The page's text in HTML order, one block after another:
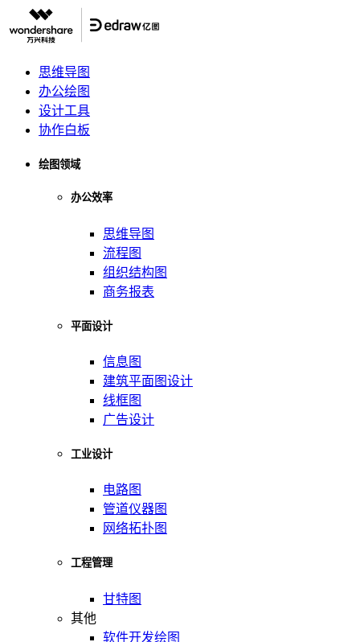
思维导图
办公绘图
设计工具
协作白板
绘图领域
办公效率
思维导图
流程图
组织结构图
商务报表
平面设计
信息图
建筑平面图设计
线框图
广告设计
工业设计
电路图
管道仪器图
网络拓扑图
工程管理
甘特图
其他
软件开发绘图